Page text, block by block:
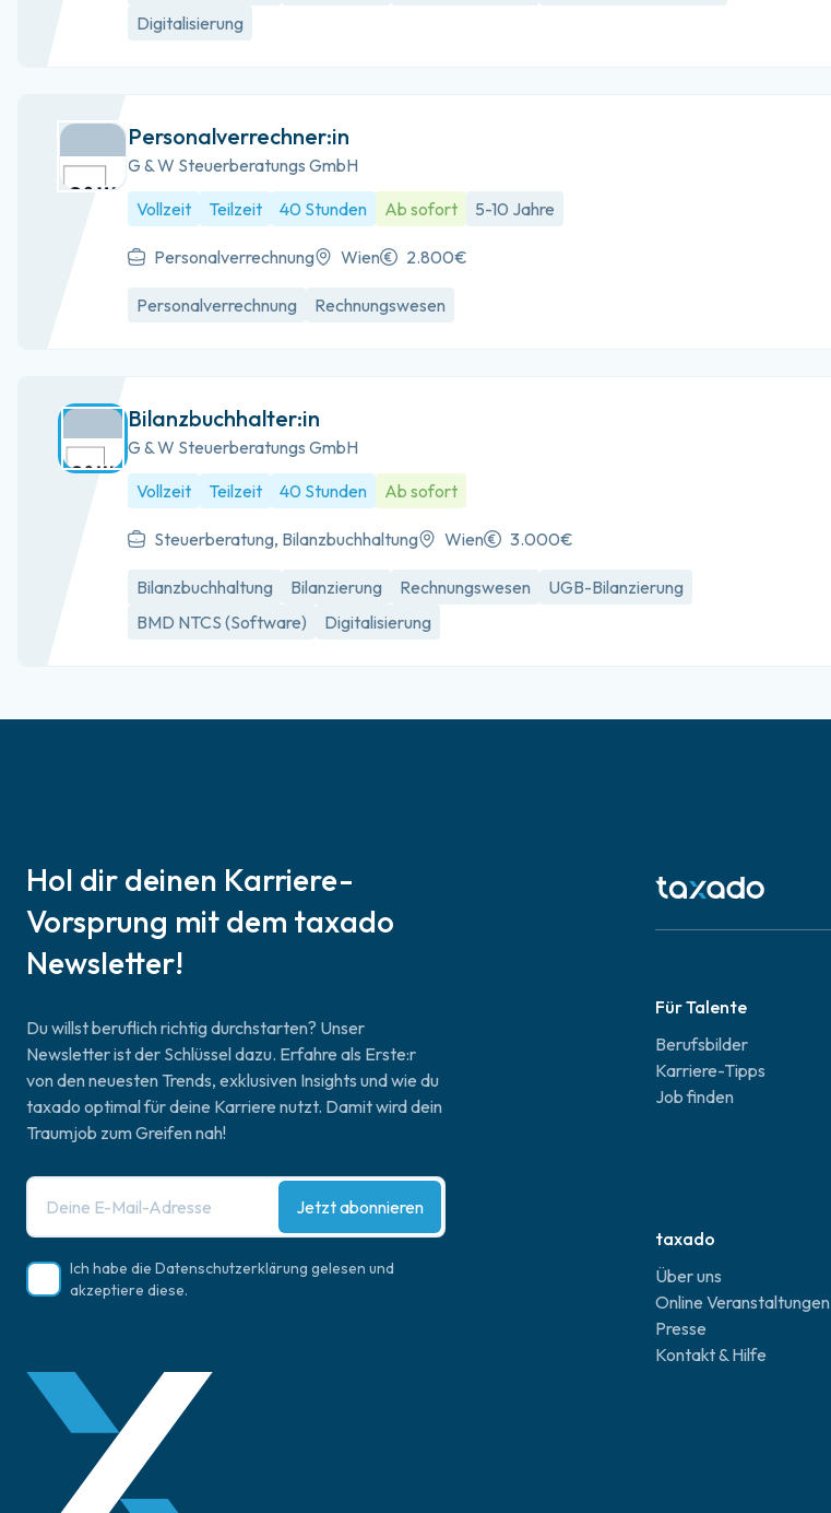
Digitalisierung
Personalverrechner:in
G & W Steuerberatungs GmbH
Vollzeit
Teilzeit 40 Stunden Ab sofort 5-10 Jahre
Personalverrechnung Wien 2.800€
Personalverrechnung Rechnungswesen
Bilanzbuchhalter:in
G & W Steuerberatungs GmbH
Vollzeit
Teilzeit 40 Stunden Ab sofort
Steuerberatung, Bilanzbuchhaltung Wien 3.000€
Bilanzbuchhaltung Bilanzierung Rechnungswesen
UGB-Bilanzierung
BMD NTCS (Software)
Digitalisierung
Hol dir deinen Karriere-
Vorsprung mit dem taxado
Newsletter!
Du willst beruflich richtig durchstarten? Unser
Newsletter ist der Schlüssel dazu. Erfahre als Erste:r
von den neuesten Trends, exklusiven Insights und wie du
taxado optimal für deine Karriere nutzt. Damit wird dein
Traumjob zum Greifen nah!
Jetzt abonnieren
Ich habe die Datenschutzerklärung gelesen und
akzeptiere diese.
Für Talente
Berufsbilder
Karriere-Tipps
Job finden
taxado
Über uns
Online Veranstaltungen
Presse
Kontakt & Hilfe